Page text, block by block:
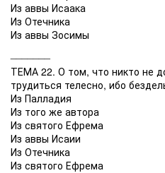
Из аввы Исаака
Из Отечника
Из аввы Зосимы
ТЕМА 22. О том, что никто не
трудиться телесно, ибо
Из Палладия
Из того же автора
Из святого Ефрема
Из аввы Исаии
Из Отечника
Из святого Ефрема